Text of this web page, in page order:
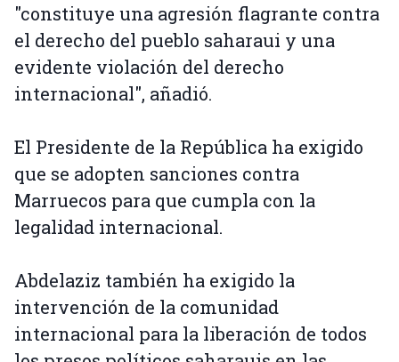
"constituye una agresión flagrante contra
el derecho del pueblo saharaui y una
evidente violación del derecho
internacional", añadió.
El Presidente de la República ha exigido
que se adopten sanciones contra
Marruecos para que cumpla con la
legalidad internacional.
Abdelaziz también ha exigido la
intervención de la comunidad
internacional para la liberación de todos